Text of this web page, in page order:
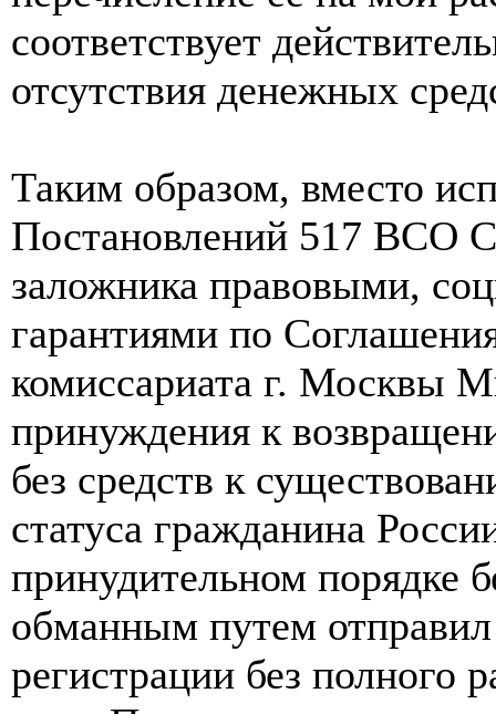
соответствует
отсутствия денежных
Таким образом, вместо
Постановлений 517 ВСО
заложника правовыми,
гарантиями по
комиссариата г. Москвы
принуждения к
без средств к
статуса гражданина
принудительном порядке
обманным путем
регистрации без полного